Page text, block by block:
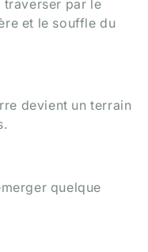
traverser par le
et le souffle du
devient un terrain
quelque